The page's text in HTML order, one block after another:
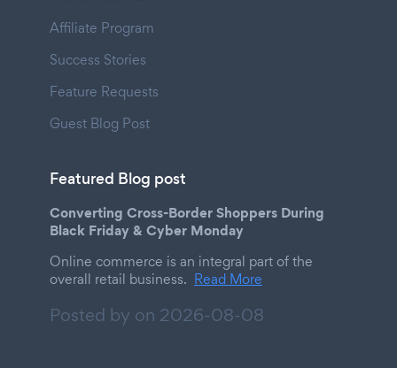
Affiliate Program
Success Stories
Feature Requests
Guest Blog Post
Featured Blog post
Converting Cross-Border Shoppers During
Black Friday & Cyber Monday
Online commerce is an integral part of the
overall retail business. Read More
Posted by on 2026-08-08